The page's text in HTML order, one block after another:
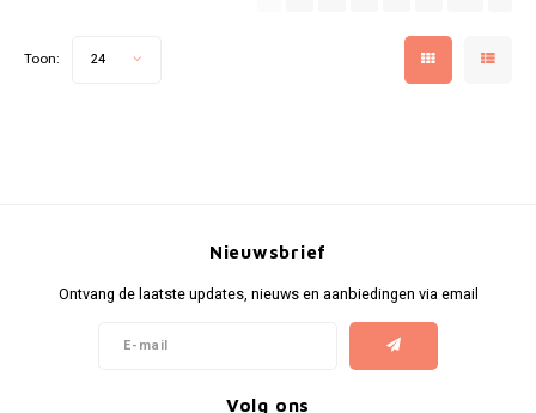
Toon: 24
Nieuwsbrief
Ontvang de laatste updates, nieuws en aanbiedingen via email
Volg ons